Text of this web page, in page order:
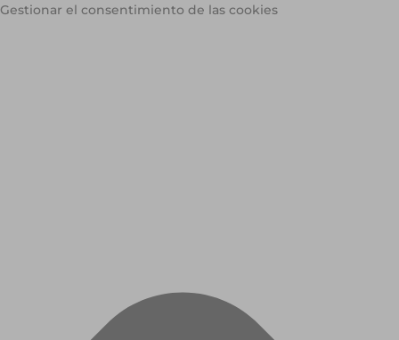
Gestionar el consentimiento de las cookies